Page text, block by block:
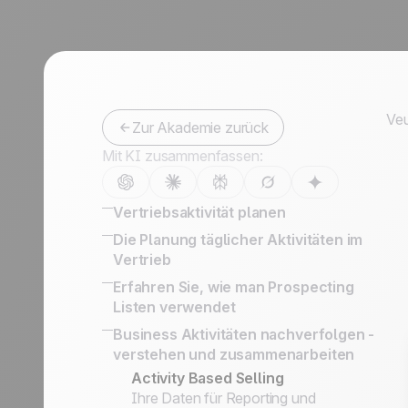
Zur Akademie zurück
Mit KI zusammenfassen:
Vertriebsaktivität planen
Vertriebsorganisation: Leads,
potenzielle Interessenten und Kunden
Lead Management Software: Der
vollständige Leitfaden
Die richtige Vertriebsstrategie
entwickeln, um Ihre Deals erfolgreich
abzuschließen
Die Wichtigkeit der Lead
Kategorisierung
Die Planung täglicher Aktivitäten im
Vertrieb
16 CRM Features
Kontakte auf LinkedIn, LinkedIn für
Behalten Sie den Verlauf Ihrer
Kundenaustausche & BCC Email
Konversationen
Erfahren Sie, wie man Prospecting
Listen verwendet
Leitfaden für die Erstellung eines
erfolgreichen Verkaufsskripts zur
Kaltakquise
Visitenkartenscanner-App
Business Aktivitäten nachverfolgen -
verstehen und zusammenarbeiten
Activity Based Selling
Ihre Daten für Reporting und